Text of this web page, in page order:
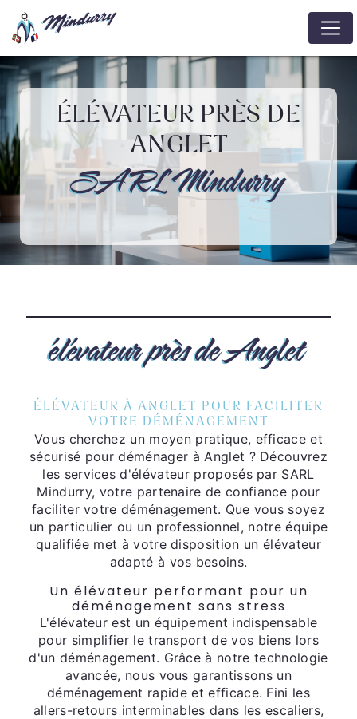
ÉLÉVATEUR PRÈS DE
ANGLET
SARL Mindurry
élévateur près de Anglet
ÉLÉVATEUR À ANGLET POUR FACILITER
VOTRE DÉMÉNAGEMENT
Vous cherchez un moyen pratique, efficace et
sécurisé pour déménager à Anglet ? Découvrez
les services d'élévateur proposés par SARL
Mindurry, votre partenaire de confiance pour
faciliter votre déménagement. Que vous soyez
un particulier ou un professionnel, notre équipe
qualifiée met à votre disposition un élévateur
adapté à vos besoins.
Un élévateur performant pour un
déménagement sans stress
L'élévateur est un équipement indispensable
pour simplifier le transport de vos biens lors
d'un déménagement. Grâce à notre technologie
avancée, nous vous garantissons un
déménagement rapide et efficace. Fini les
allers-retours interminables dans les escaliers,
Panneau de gestion des cookies